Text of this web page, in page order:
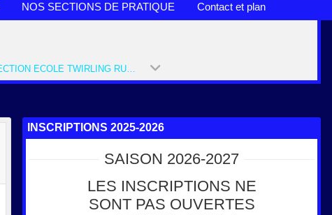
NOS SECTIONS DE PRATIQUE Contact et plan
SECTION ECOLE TWIRLING RUMILLY (SAISON 2022-2023)
INSCRIPTIONS 2025-2026
SAISON 2026-2027
LES INSCRIPTIONS NE
SONT PAS OUVERTES